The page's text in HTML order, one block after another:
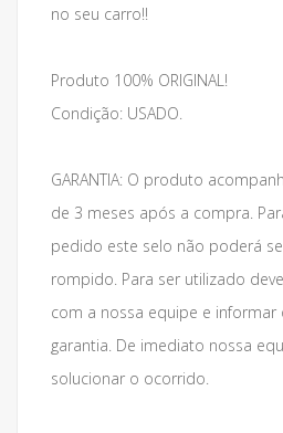
no seu carro!!
Produto 100% ORIGINAL!
Condição: USADO.
GARANTIA: O produto
de 3 meses após a compra.
pedido este selo não poderá
rompido. Para ser utilizado
com a nossa equipe e
garantia. De imediato nossa
solucionar o ocorrido.